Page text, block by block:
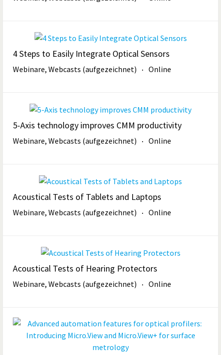
4 Steps to Easily Integrate Optical Sensors
Webinare, Webcasts (aufgezeichnet) Online
5-Axis technology improves CMM productivity
Webinare, Webcasts (aufgezeichnet) Online
Acoustical Tests of Tablets and Laptops
Webinare, Webcasts (aufgezeichnet) Online
Acoustical Tests of Hearing Protectors
Webinare, Webcasts (aufgezeichnet) Online